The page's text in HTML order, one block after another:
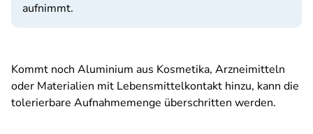
aufnimmt.
Kommt noch Aluminium aus Kosmetika, Arzneimitteln
oder Materialien mit Lebensmittelkontakt hinzu, kann die
tolerierbare Aufnahmemenge überschritten werden.